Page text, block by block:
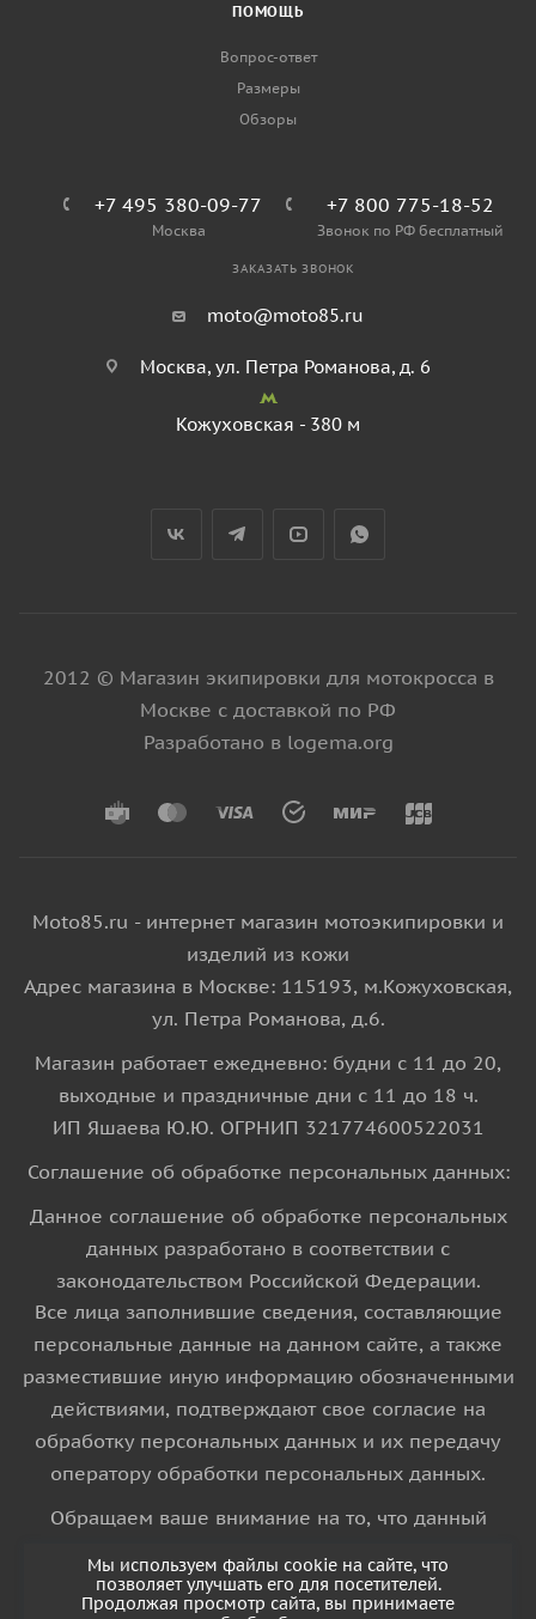
ПОМОЩЬ
Вопрос-ответ
Размеры
Обзоры
+7 495 380-09-77
Москва
+7 800 775-18-52
Звонок по РФ бесплатный
ЗАКАЗАТЬ ЗВОНОК
moto@moto85.ru
Москва, ул. Петра Романова, д. 6
Кожуховская - 380 м
2012 © Магазин экипировки для мотокросса в
Москве с доставкой по РФ
Разработано в logema.org
Moto85.ru - интернет магазин мотоэкипировки и
изделий из кожи
Адрес магазина в Москве: 115193, м.Кожуховская,
ул. Петра Романова, д.6.
Магазин работает ежедневно: будни с 11 до 20,
выходные и праздничные дни с 11 до 18 ч.
ИП Яшаева Ю.Ю. ОГРНИП 321774600522031
Соглашение об обработке персональных данных:
Данное соглашение об обработке персональных
данных разработано в соответствии с
законодательством Российской Федерации.
Все лица заполнившие сведения, составляющие
персональные данные на данном сайте, а также
разместившие иную информацию обозначенными
действиями, подтверждают свое согласие на
обработку персональных данных и их передачу
оператору обработки персональных данных.
Обращаем ваше внимание на то, что данный
информационный характер и ни при каких
Мы используем файлы cookie на сайте, что
позволяет улучшать его для посетителей.
Продолжая просмотр сайта, вы принимаете